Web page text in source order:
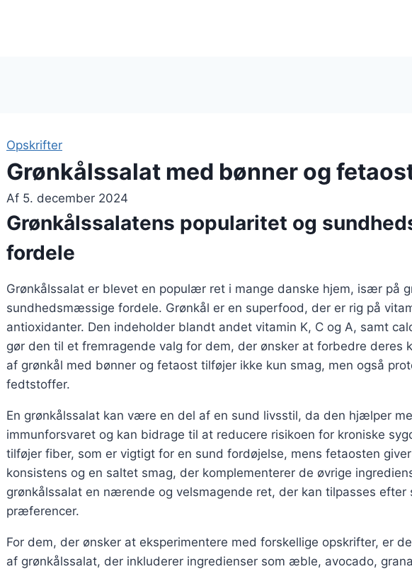
Opskrifter
Grønkålssalat med bønner og
Af 5. december 2024
Grønkålssalatens popularitet og
fordele
Grønkålssalat er blevet en populær ret i mange danske hjem, især på
sundhedsmæssige fordele. Grønkål er en superfood, der er rig på
antioxidanter. Den indeholder blandt andet vitamin K, C og A, samt
gør den til et fremragende valg for dem, der ønsker at forbedre deres
af grønkål med bønner og fetaost tilføjer ikke kun smag, men også
fedtstoffer.
En grønkålssalat kan være en del af en sund livsstil, da den hjælper
immunforsvaret og kan bidrage til at reducere risikoen for kroniske
tilføjer fiber, som er vigtigt for en sund fordøjelse, mens fetaosten
konsistens og en saltet smag, der komplementerer de øvrige
grønkålssalat en nærende og velsmagende ret, der kan tilpasses efter
præferencer.
For dem, der ønsker at eksperimentere med forskellige opskrifter, er
af grønkålssalat, der inkluderer ingredienser som æble, avocado,